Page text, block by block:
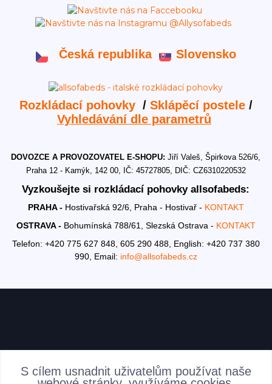
Česká republika Slovensko
Rozkládací pohovky / Sklápěcí postele/
Vyhledávání dle parametrů
DOVOZCE A PROVOZOVATEL E-SHOPU:Jiří Valeš, Špirkova 526/6,
Praha 12 - Kamýk, 142 00, IČ: 45727805, DIČ: CZ6310220532
Vyzkoušejte si rozkládací pohovky allsofabeds:
PRAHA - Hostivařská 92/6, Praha - Hostivař - KONTAKT
OSTRAVA - Bohumínská 788/61, Slezská Ostrava - KONTAKT
Telefon: +420 775 627 848, 605 290 488, English: +420 737 380
990, Email: info@allsofabeds.cz
AKTUALITY
S cílem usnadnit uživatelům používat naše